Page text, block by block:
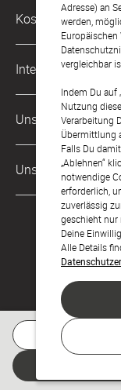
Adresse) an
werden,
Europäischen
vergleichbar
Indem Du auf
Nutzung
Verarbeitung
Übermittlung
Falls Du
„Ablehnen“
notwendige
erforderlich,
zuverlässig
geschieht nur
Deine
Alle Details
Philosophie
Karriere
Impressum
AGB &
Zahlung &
Datenschutz
LLM's
Kostenlose
Musterkarten
Digitale
Digitale
FAQ & Hilfe
International
Österreich
Schweiz
Frankreich
Unsere
Unsere Partner